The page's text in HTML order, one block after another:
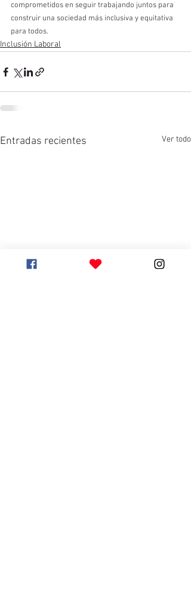
comprometidos en seguir trabajando juntos para
construir una sociedad más inclusiva y equitativa
para todos.
Inclusión Laboral
Entradas recientes Ver todo